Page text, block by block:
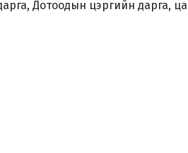
Дотоодын цэргийн дарга,